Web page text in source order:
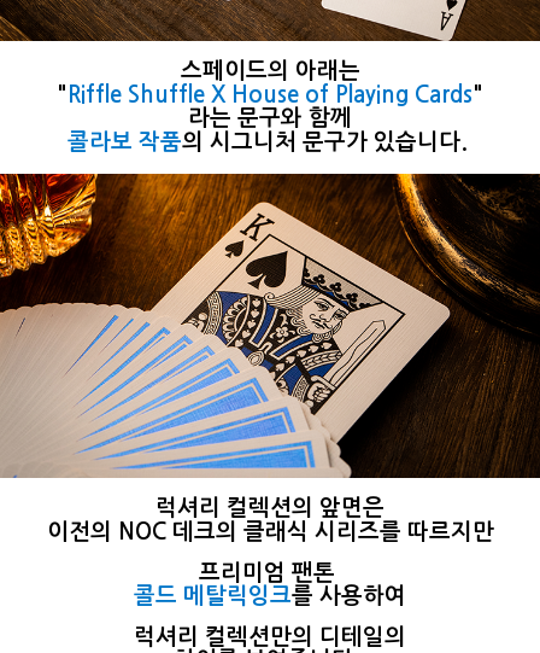
스페이드의 아래는
" Riffle Shuffle X House of Playing Cards"
라는 문구와 함께
콜라보 작품의 시그니처 문구가 있습니다.
럭셔리 컬렉션의 앞면은
이전의 NOC 데크의 클래식 시리즈를 따르지만
프리미엄 팬톤
콜드 메탈릭잉크를 사용하여
럭셔리 컬렉션만의 디테일의